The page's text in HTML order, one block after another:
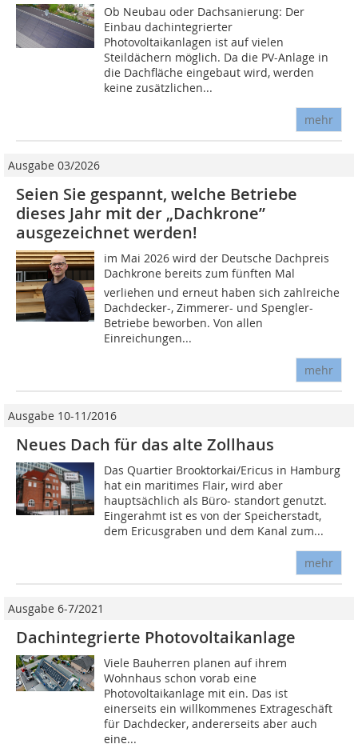
Ob Neubau oder Dachsanierung: Der
Einbau dachintegrierter
Photovoltaikanlagen ist auf vielen
Steildächern möglich. Da die PV-Anlage in
die Dachfläche eingebaut wird, werden
keine zusätzlichen...
mehr
Ausgabe 03/2026
Seien Sie gespannt, welche Betriebe
dieses Jahr mit der „Dachkrone”
ausgezeichnet werden!
im Mai 2026 wird der Deutsche Dachpreis
Dachkrone bereits zum fünften Mal
verliehen und erneut haben sich zahlreiche
Dachdecker-, Zimmerer- und Spengler-
Betriebe beworben. Von allen
Einreichungen...
mehr
Ausgabe 10-11/2016
Neues Dach für das alte Zollhaus
Das Quartier Brooktorkai/Ericus in Hamburg
hat ein maritimes Flair, wird aber
hauptsächlich als Büro- standort genutzt.
Eingerahmt ist es von der Speicherstadt,
dem Ericusgraben und dem Kanal zum...
mehr
Ausgabe 6-7/2021
Dachintegrierte Photovoltaikanlage
Viele Bauherren planen auf ihrem
Wohnhaus schon vorab eine
Photovoltaikanlage mit ein. Das ist
einerseits ein willkommenes Extrageschäft
für Dachdecker, andererseits aber auch
eine...